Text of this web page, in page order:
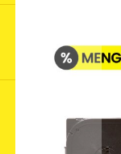
zum
Bildergalerie